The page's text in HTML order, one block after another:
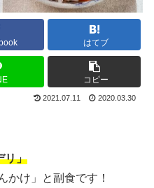
はてブ
コピー
2021.07.11 2020.03.30
リ」
かけ」と副食です！